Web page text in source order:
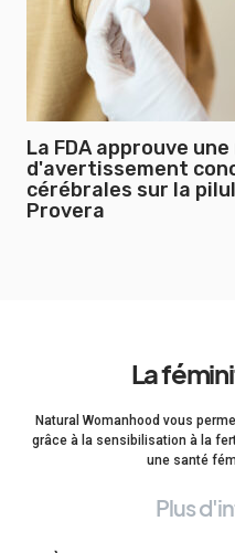
La FDA approuve
d'avertissement
cérébrales sur la
Provera
La
Natural Womanhood vous
grâce à la sensibilisation à la
une santé
Plus